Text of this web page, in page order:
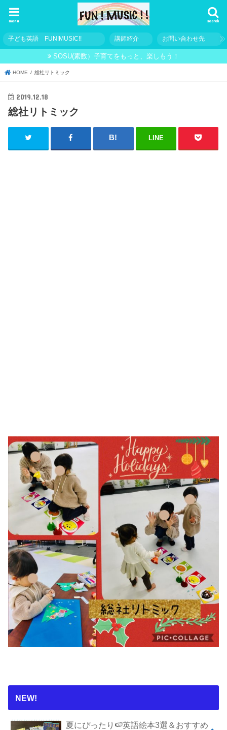
search
menu
子ども英語 FUN!MUSIC!! 講師紹介 お問い合わせ先
SOSU(素数）子育てをもっと、楽しもう！
HOME 総社リトミック
2019.12.18
総社リトミック
LINE
NEW!
夏にぴったり🍉英語絵本3選＆おすすめ